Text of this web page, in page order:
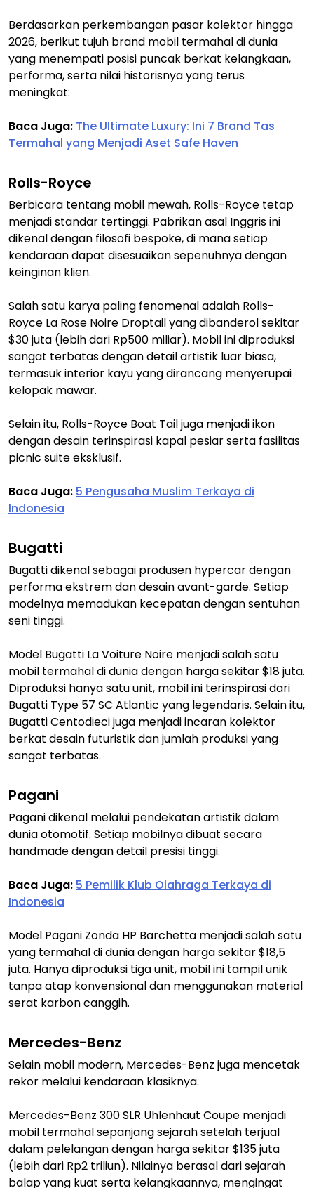
Berdasarkan perkembangan pasar kolektor hingga
2026, berikut tujuh brand mobil termahal di dunia
yang menempati posisi puncak berkat kelangkaan,
performa, serta nilai historisnya yang terus
meningkat:
Baca Juga: The Ultimate Luxury: Ini 7 Brand Tas
Termahal yang Menjadi Aset Safe Haven
Rolls-Royce
Berbicara tentang mobil mewah, Rolls-Royce tetap
menjadi standar tertinggi. Pabrikan asal Inggris ini
dikenal dengan filosofi bespoke, di mana setiap
kendaraan dapat disesuaikan sepenuhnya dengan
keinginan klien.
Salah satu karya paling fenomenal adalah Rolls-
Royce La Rose Noire Droptail yang dibanderol sekitar
$30 juta (lebih dari Rp500 miliar). Mobil ini diproduksi
sangat terbatas dengan detail artistik luar biasa,
termasuk interior kayu yang dirancang menyerupai
kelopak mawar.
Selain itu, Rolls-Royce Boat Tail juga menjadi ikon
dengan desain terinspirasi kapal pesiar serta fasilitas
picnic suite eksklusif.
Baca Juga: 5 Pengusaha Muslim Terkaya di
Indonesia
Bugatti
Bugatti dikenal sebagai produsen hypercar dengan
performa ekstrem dan desain avant-garde. Setiap
modelnya memadukan kecepatan dengan sentuhan
seni tinggi.
Model Bugatti La Voiture Noire menjadi salah satu
mobil termahal di dunia dengan harga sekitar $18 juta.
Diproduksi hanya satu unit, mobil ini terinspirasi dari
Bugatti Type 57 SC Atlantic yang legendaris. Selain itu,
Bugatti Centodieci juga menjadi incaran kolektor
berkat desain futuristik dan jumlah produksi yang
sangat terbatas.
Pagani
Pagani dikenal melalui pendekatan artistik dalam
dunia otomotif. Setiap mobilnya dibuat secara
handmade dengan detail presisi tinggi.
Baca Juga: 5 Pemilik Klub Olahraga Terkaya di
Indonesia
Model Pagani Zonda HP Barchetta menjadi salah satu
yang termahal di dunia dengan harga sekitar $18,5
juta. Hanya diproduksi tiga unit, mobil ini tampil unik
tanpa atap konvensional dan menggunakan material
serat karbon canggih.
Mercedes-Benz
Selain mobil modern, Mercedes-Benz juga mencetak
rekor melalui kendaraan klasiknya.
Mercedes-Benz 300 SLR Uhlenhaut Coupe menjadi
mobil termahal sepanjang sejarah setelah terjual
dalam pelelangan dengan harga sekitar $135 juta
(lebih dari Rp2 triliun). Nilainya berasal dari sejarah
balap yang kuat serta kelangkaannya, mengingat